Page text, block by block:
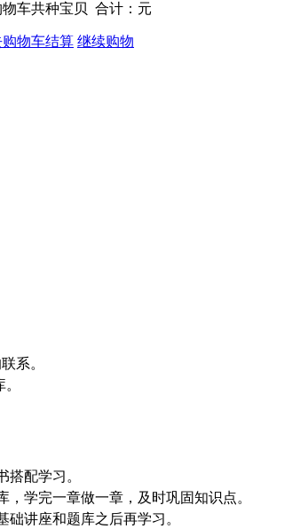
物车共种宝贝 合计： 元
购物车结算 继续购物
系。
配学习。
学完一章做一章，及时巩固知识点。
讲座和题库之后再学习。